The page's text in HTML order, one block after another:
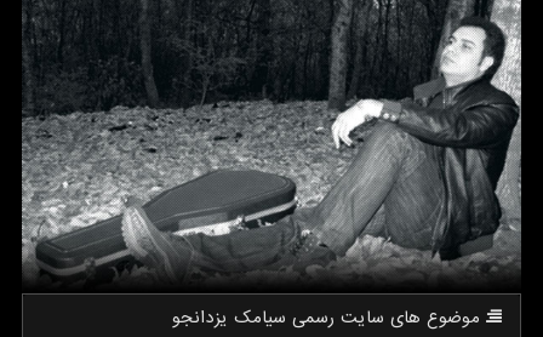
موضوع های سایت رسمی سیامك یزدانجو